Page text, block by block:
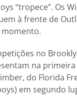
“tropece”. Os
à frente de
no
na
do Florida
em segundo